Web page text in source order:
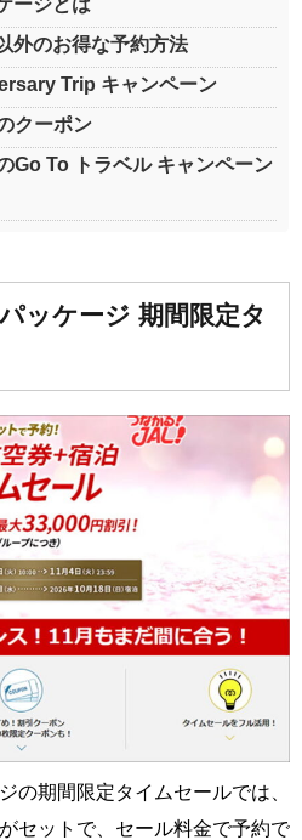
外のお得な予約方法
Trip キャンペーン
クーポン
Go To トラベル キャンペーン
ッケージ 期間限定タ
の期間限定タイムセールでは、
セットで、セール料金で予約で